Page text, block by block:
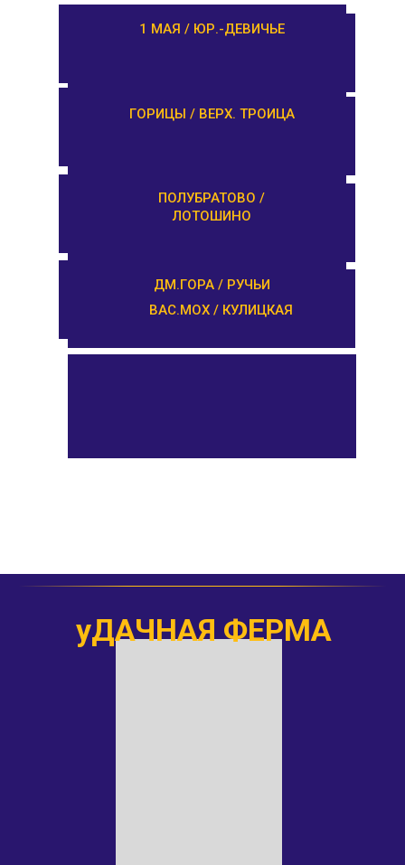
РАМЕШКИ / НИКОЛЬСКОЕ
ЗАВИДОВО /
НОВОЗАВИДОВО
РЕДКИНО / ГОРОДНЯ
ПРОЛЕТАРКА / ЧЕРКАССЫ
1 МАЯ / ЮР.-ДЕВИЧЬЕ
ГОРИЦЫ / ВЕРХ. ТРОИЦА
ПОЛУБРАТОВО /
ЛОТОШИНО
ДМ.ГОРА / РУЧЬИ
ВАС.МОХ / КУЛИЦКАЯ
уДАЧНАЯ ФЕРМА